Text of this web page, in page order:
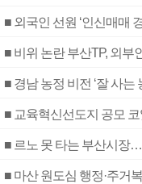
■ 외국인 선원 ‘인신매매
■ 비위 논란 부산TP, 외부
■ 경남 농정 비전 ‘잘 사
■ 교육혁신선도지 공모
■ 르노 못 타는 부산시장
■ 마산 원도심 행정·주거